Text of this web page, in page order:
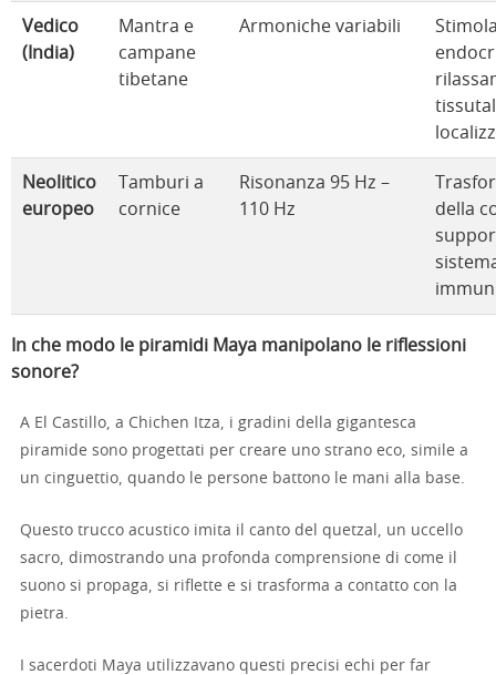
Vedico
(India)
Mantra e
campane
tibetane
Armoniche variabili
Neolitico
europeo
Tamburi a
cornice
Risonanza 95 Hz –
110 Hz
della
In che modo le piramidi Maya manipolano le riflessioni
sonore?
A El Castillo, a Chichen Itza, i gradini della gigantesca
piramide sono progettati per creare uno strano eco, simile a
un cinguettio, quando le persone battono le mani alla base.
Questo trucco acustico imita il canto del quetzal, un uccello
sacro, dimostrando una profonda comprensione di come il
suono si propaga, si riflette e si trasforma a contatto con la
pietra.
I sacerdoti Maya utilizzavano questi precisi echi per far